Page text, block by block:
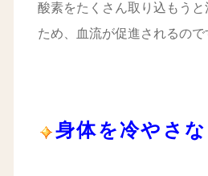
酸素をたくさん取り込もう
ため、血流が促進されるので
身体を冷やさな